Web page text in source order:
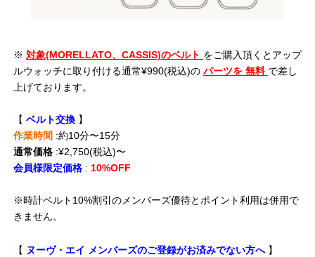
※ 対象(MORELLATO、CASSIS)のベルト をご購入頂くとアップ
ルウォッチに取り付ける通常¥990(税込)の パーツを 無料 で差し
上げております。
【 ベルト交換 】
作業時間 :約10分〜15分
通常価格 :¥2,750(税込)〜
会員様限定価格 : 10%OFF
※時計ベルト10%割引のメンバーズ優待とポイント利用は併用で
きません。
【 ヌーヴ・エイ メンバーズのご登録がお済みでない方へ 】